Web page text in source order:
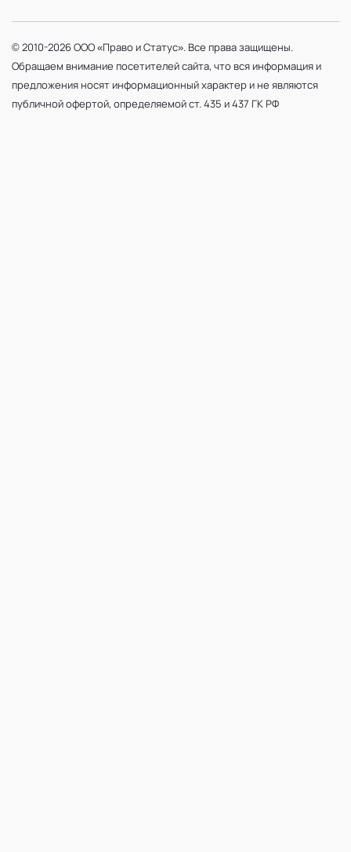
© 2010-2026 ООО «Право и Статус». Все права защищены.
Обращаем внимание посетителей сайта, что вся информация и
предложения носят информационный характер и не являются
публичной офертой, определяемой ст. 435 и 437 ГК РФ